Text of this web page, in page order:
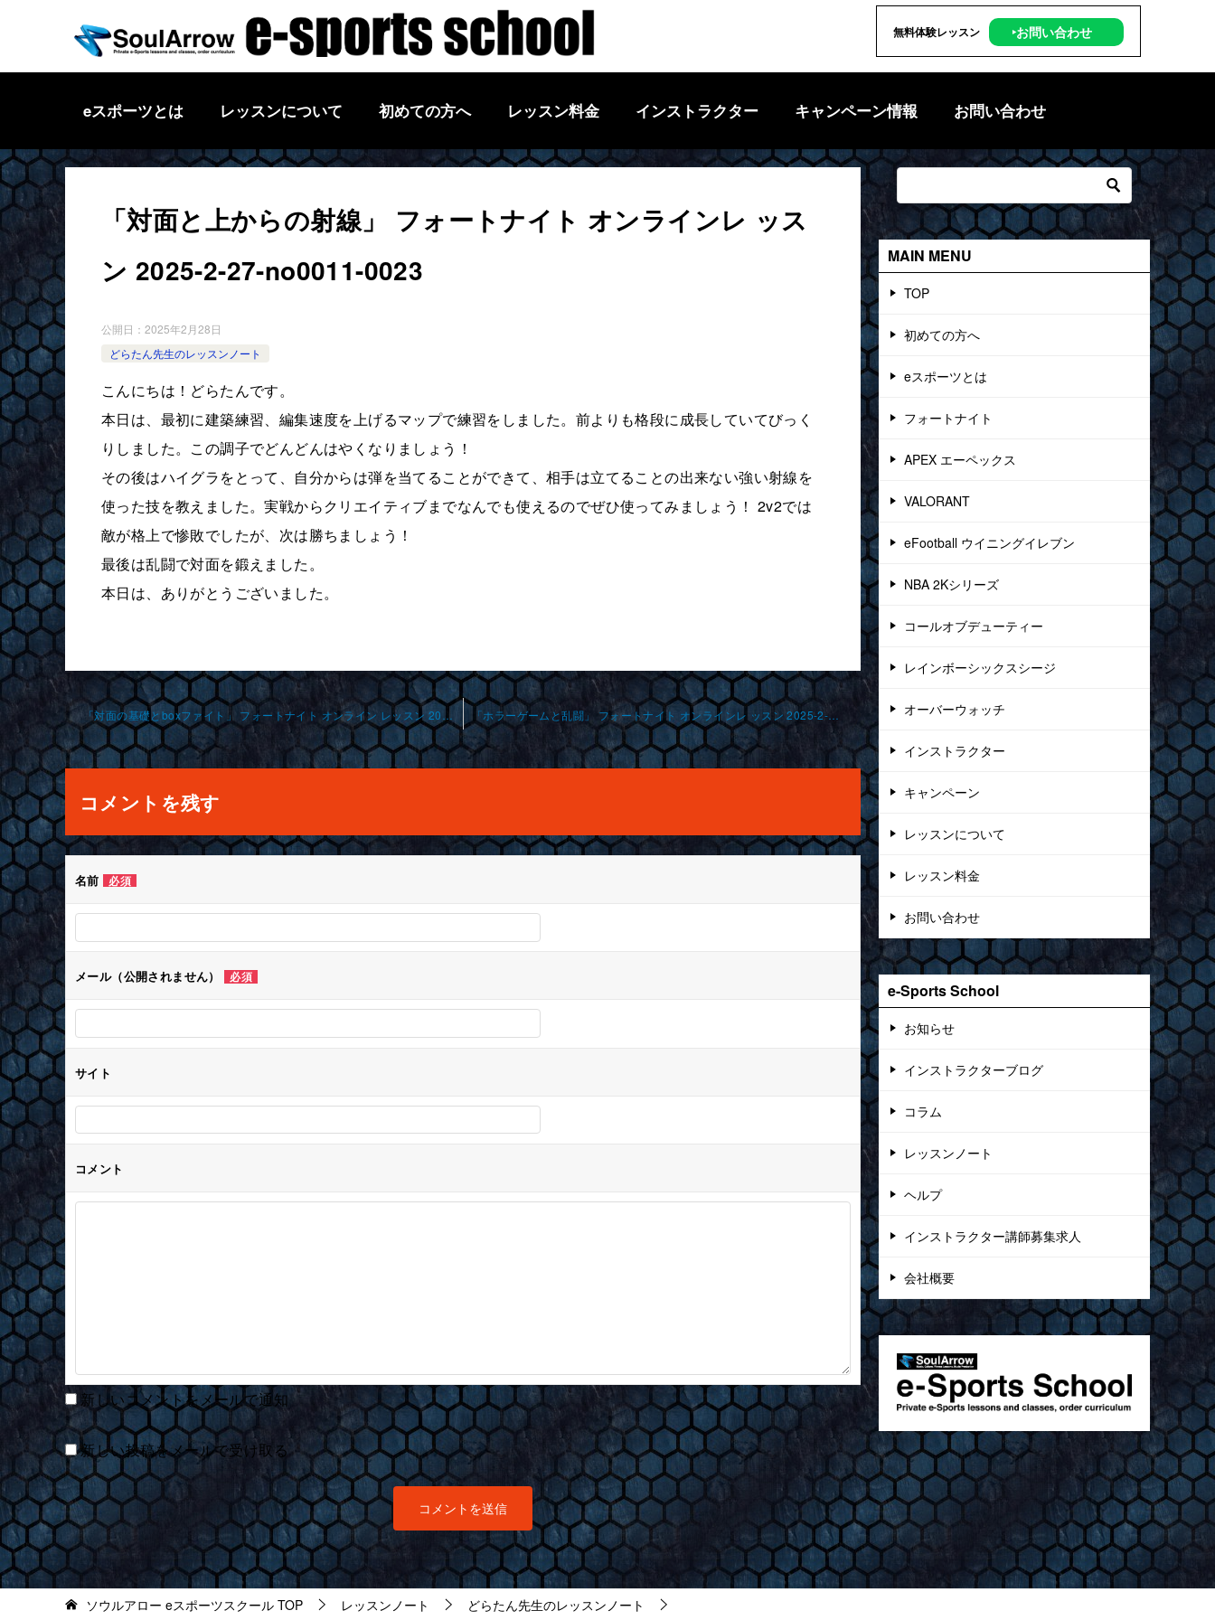
無料体験レッスン ‣お問い合わせ
eスポーツとは レッスンについて 初めての方へ レッスン料金 インストラクター キャンペーン情報 お問い合わせ
「対面と上からの射線」 フォートナイト オンラインレ ッス
ン 2025-2-27-no0011-0023
公開日： 2025年2月28日
どらたん先生のレッスンノート
こんにちは！どらたんです。
本日は、最初に建築練習、編集速度を上げるマップで練習をしました。前よりも格段に成長していてびっく
りしました。この調子でどんどんはやくなりましょう！
その後はハイグラをとって、自分からは弾を当てることができて、相手は立てることの出来ない強い射線を
使った技を教えました。実戦からクリエイティブまでなんでも使えるのでぜひ使ってみましょう！ 2v2では
敵が格上で惨敗でしたが、次は勝ちましょう！
最後は乱闘で対面を鍛えました。
本日は、ありがとうございました。
投
稿
ナ
ビ
ゲ
ー
シ
ョ
ン
「対面の基礎とboxファイト」 フォートナイト オンライン レッスン 2025-2-25-no0011-0040 「ホラーゲームと乱闘」 フォートナイト オンラインレ ッスン 2025-2-28-no0011-0023
コメントを残す
名前 必須
メール（公開されません） 必須
サイト
コメント
新しいコメントをメールで通知
新しい投稿をメールで受け取る
MAIN MENU
TOP
初めての方へ
eスポーツとは
フォートナイト
APEX エーペックス
VALORANT
eFootball ウイニングイレブン
NBA 2Kシリーズ
コールオブデューティー
レインボーシックスシージ
オーバーウォッチ
インストラクター
キャンペーン
レッスンについて
レッスン料金
お問い合わせ
e-Sports School
お知らせ
インストラクターブログ
コラム
レッスンノート
ヘルプ
インストラクター講師募集求人
会社概要
ソウルアロー eスポーツスクール TOP レッスンノート
どらたん先生のレッスンノート